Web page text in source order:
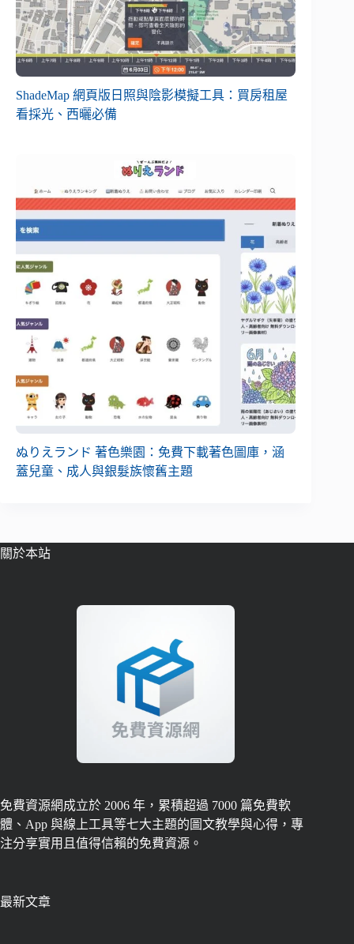
ShadeMap 網頁版日照與陰影模擬工具：買房租屋
看採光、西曬必備
ぬりえランド 著色樂園：免費下載著色圖庫，涵
蓋兒童、成人與銀髮族懷舊主題
關於本站
免費資源網成立於 2006 年，累積超過 7000 篇免費軟
體、App 與線上工具等七大主題的圖文教學與心得，專
注分享實用且值得信賴的免費資源。
最新文章